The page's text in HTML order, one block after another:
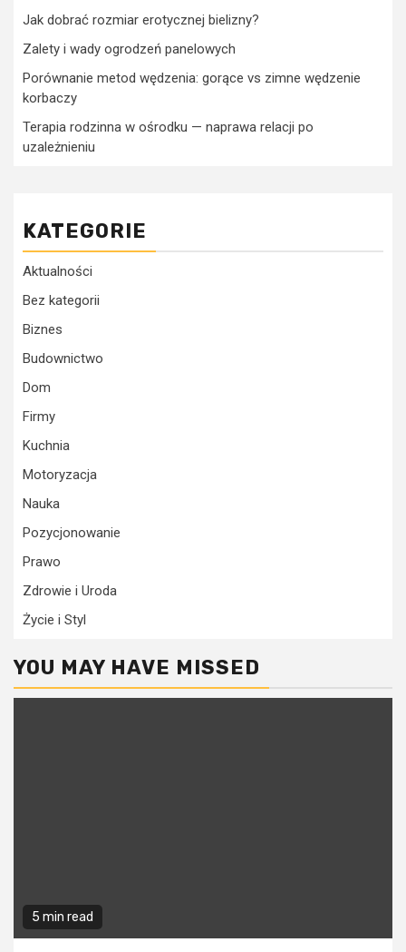
Jak dobrać rozmiar erotycznej bielizny?
Zalety i wady ogrodzeń panelowych
Porównanie metod wędzenia: gorące vs zimne wędzenie
korbaczy
Terapia rodzinna w ośrodku — naprawa relacji po
uzależnieniu
KATEGORIE
Aktualności
Bez kategorii
Biznes
Budownictwo
Dom
Firmy
Kuchnia
Motoryzacja
Nauka
Pozycjonowanie
Prawo
Zdrowie i Uroda
Życie i Styl
YOU MAY HAVE MISSED
5 min read